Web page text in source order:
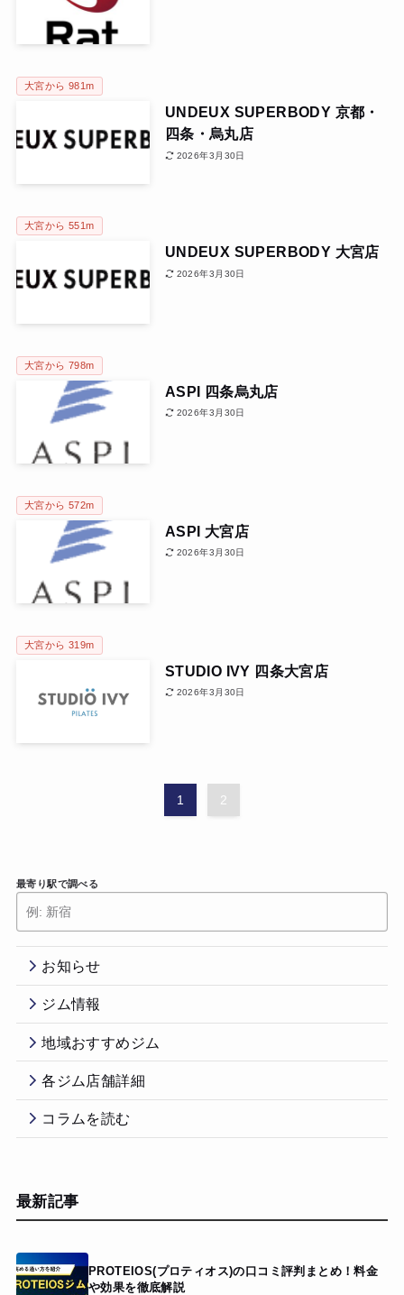
大宮から 981m
UNDEUX SUPERBODY 京都・
四条・烏丸店
2026年3月30日
大宮から 551m
UNDEUX SUPERBODY 大宮店
2026年3月30日
大宮から 798m
ASPI 四条烏丸店
2026年3月30日
大宮から 572m
ASPI 大宮店
2026年3月30日
大宮から 319m
STUDIO IVY 四条大宮店
2026年3月30日
1 2
最寄り駅で調べる
お知らせ
ジム情報
地域おすすめジム
各ジム店舗詳細
コラムを読む
最新記事
PROTEIOS(プロティオス)の口コミ評判まとめ！料金
や効果を徹底解説